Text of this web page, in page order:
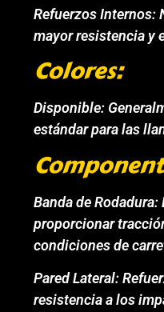
Refuerzos Internos:
mayor resistencia y
Colores:
Disponible:
estándar para las
Banda de Rodadura:
proporcionar
condiciones de
Pared Lateral:
resistencia a los